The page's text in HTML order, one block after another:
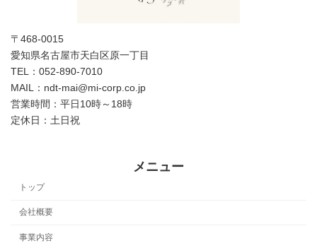
〒468-0015
愛知県名古屋市天白区原一丁目
TEL：052-890-7010
MAIL：ndt-mai@mi-corp.co.jp
営業時間：平日10時～18時
定休日：土日祝
メニュー
トップ
会社概要
事業内容